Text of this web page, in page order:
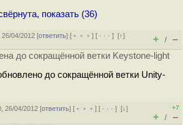
показать (36)
26/04/2012 [ответить] [ ﹢﹢﹢] [ · · ·][↑]
+ / –
до сокращённой ветки Keystone-light
до сокращённой ветки Unity-
26/04/2012 [ответить] [ ﹢﹢﹢] [ · · ·][↓]
+7
+ / –